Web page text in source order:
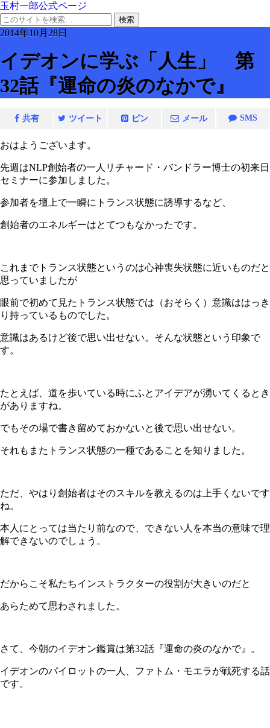
玉村一郎公式ページ
2014年10月28日
イデオンに学ぶ「人生」 第
32話『運命の炎のなかで』
共有 ツイート ピン メール SMS
おはようございます。
先週はNLP創始者の一人リチャード・バンドラー博士の初来日
セミナーに参加しました。
参加者を壇上で一瞬にトランス状態に誘導するなど、
創始者のエネルギーはとてつもなかったです。
これまでトランス状態というのは心神喪失状態に近いものだと
思っていましたが
眼前で初めて見たトランス状態では（おそらく）意識ははっき
り持っているものでした。
意識はあるけど後で思い出せない。そんな状態という印象で
す。
たとえば、道を歩いている時にふとアイデアが湧いてくるとき
がありますね。
でもその場で書き留めておかないと後で思い出せない。
それもまたトランス状態の一種であることを知りました。
ただ、やはり創始者はそのスキルを教えるのは上手くないです
ね。
本人にとっては当たり前なので、できない人を本当の意味で理
解できないのでしょう。
だからこそ私たちインストラクターの役割が大きいのだと
あらためて思わされました。
さて、今朝のイデオン鑑賞は第32話『運命の炎のなかで』。
イデオンのパイロットの一人、ファトム・モエラが戦死する話
です。